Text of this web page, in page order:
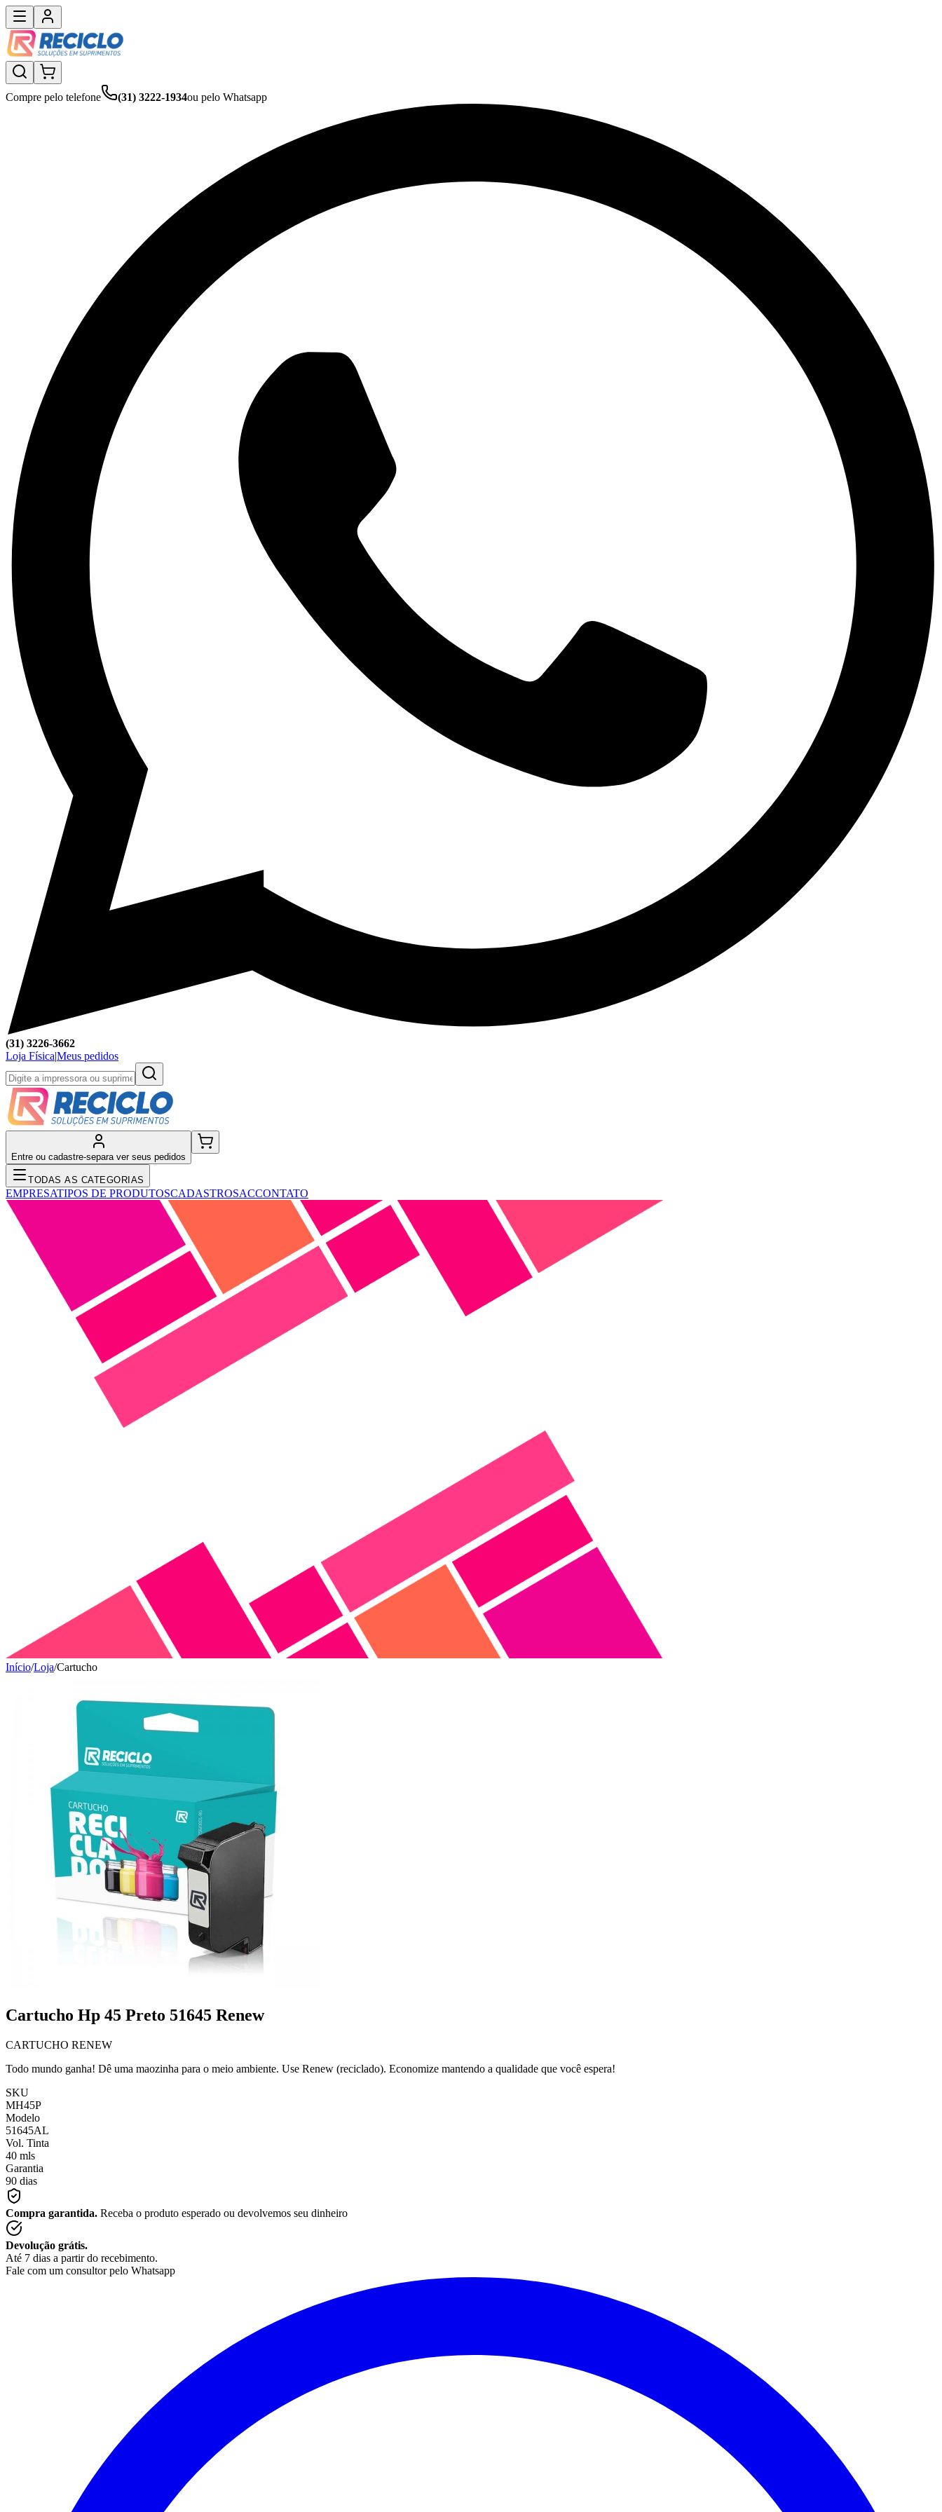
Compre pelo telefone (31) 3222-1934ou pelo Whatsapp
(31) 3226-3662
Loja Física|Meus pedidos
Entre ou cadastre-separa ver seus pedidos
TODAS AS CATEGORIAS
EMPRESATIPOS DE PRODUTOSCADASTROSACCONTATO
Início/Loja/Cartucho
Cartucho Hp 45 Preto 51645 Renew
CARTUCHO RENEW
Todo mundo ganha! Dê uma maozinha para o meio ambiente. Use Renew (reciclado). Economize mantendo a qualidade que você espera!
SKU
MH45P
Modelo
51645AL
Vol. Tinta
40 mls
Garantia
90 dias
Compra garantida. Receba o produto esperado ou devolvemos seu dinheiro
Devolução grátis.
Até 7 dias a partir do recebimento.
Fale com um consultor pelo Whatsapp